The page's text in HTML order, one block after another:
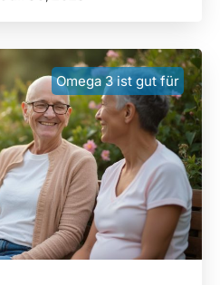
Omega 3 ist gut für